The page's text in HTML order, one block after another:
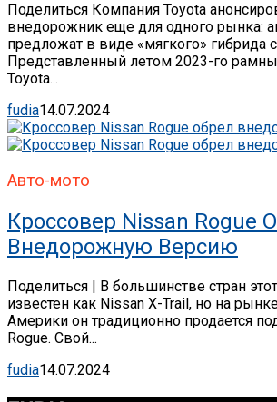
Поделиться Компания Toyota
внедорожник еще для одного рынка:
предложат в виде «мягкого» гибрида
Представленный летом 2023-го
Toyota...
fudia14.07.2024
Авто-мото
Кроссовер Nissan Rogue
Внедорожную Версию
Поделиться | В большинстве стран
известен как Nissan X-Trail, но на
Америки он традиционно продается
Rogue. Свой...
fudia14.07.2024